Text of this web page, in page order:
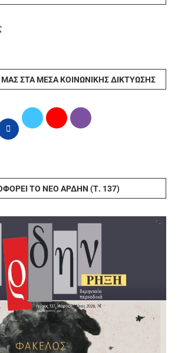
ΣΤΑ ΜΈΣΑ ΚΟΙΝΩΝΙΚΉΣ ΔΙΚΤΎΩΣΗΣ
ΤΟ ΝΈΟ ΆΡΔΗΝ (Τ. 137)